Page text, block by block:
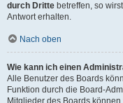
durch Dritte betreffen, so
Antwort erhalten.
Nach oben
Wie kann ich einen
Alle Benutzer des Boards
Funktion durch die Board-
Mitglieder des Boards können